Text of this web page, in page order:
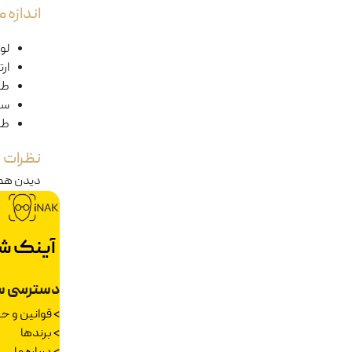
نظرات
دیدن
آینک
دسترسی
>قوانین و
>برندها